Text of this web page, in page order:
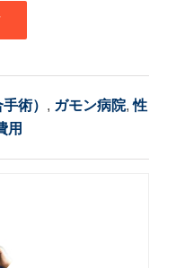
術） , ガモン病院,性
用